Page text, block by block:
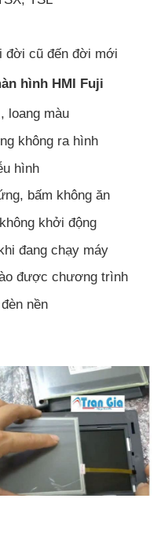
đời cũ đến đời mới
hình HMI Fuji
loang màu
không ra hình
hình
bấm không ăn
khởi động
đang chạy máy
được chương trình
nền